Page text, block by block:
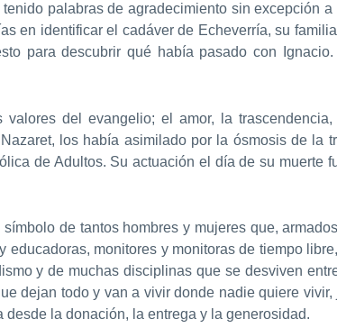
palabras de agradecimiento sin excepción
en identificar el cadáver de Echeverría, su
para descubrir qué había pasado con Ignacio.
del evangelio; el amor, la
los había asimilado por la ósmosis de la
de Adultos. Su actuación el día de su muerte
de tantos hombres y mujeres que,
monitores y monitoras de tiempo
y de muchas disciplinas que se desviven
dejan todo y van a vivir donde nadie quiere
la donación, la entrega y la generosidad.